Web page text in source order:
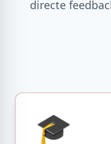
directe
🎓